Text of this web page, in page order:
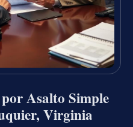
Asalto Simple
Virginia